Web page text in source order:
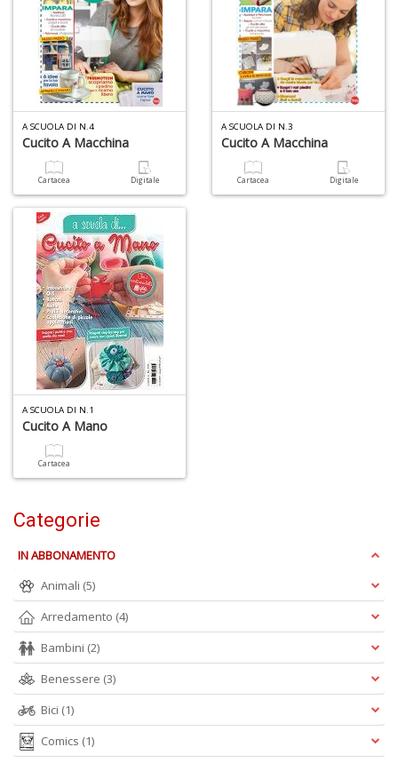
A SCUOLA DI N.4
Cucito A Macchina
Cartacea Digitale
A SCUOLA DI N.3
Cucito A Macchina
Cartacea Digitale
A SCUOLA DI N.1
Cucito A Mano
Cartacea
Categorie
IN ABBONAMENTO
Animali (5)
Arredamento (4)
Bambini (2)
Benessere (3)
Bici (1)
Comics (1)